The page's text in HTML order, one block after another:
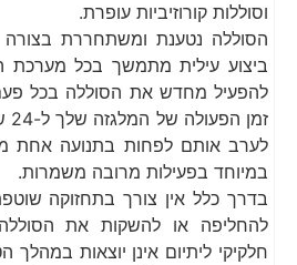
וסוללות קורוזיביות עופרת.
הסוללה נטענת ומשתחררת בצורה
ביצוע עילית מתמשך בכל מערכת
להפעיל מחדש את הסוללה בכל
לערב אותם לפחות בתנועה אחת
במיוחד בפעילות מרובה משמרות.
בדרך כלל אין צורך בתחזוקה
להחליפה או להשקות את הסוללה.
חלקיקי ליתיום אינן יוצאות במהלך